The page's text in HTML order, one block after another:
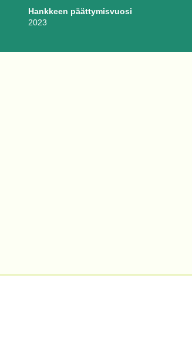
Hankkeen päättymisvuosi
2023